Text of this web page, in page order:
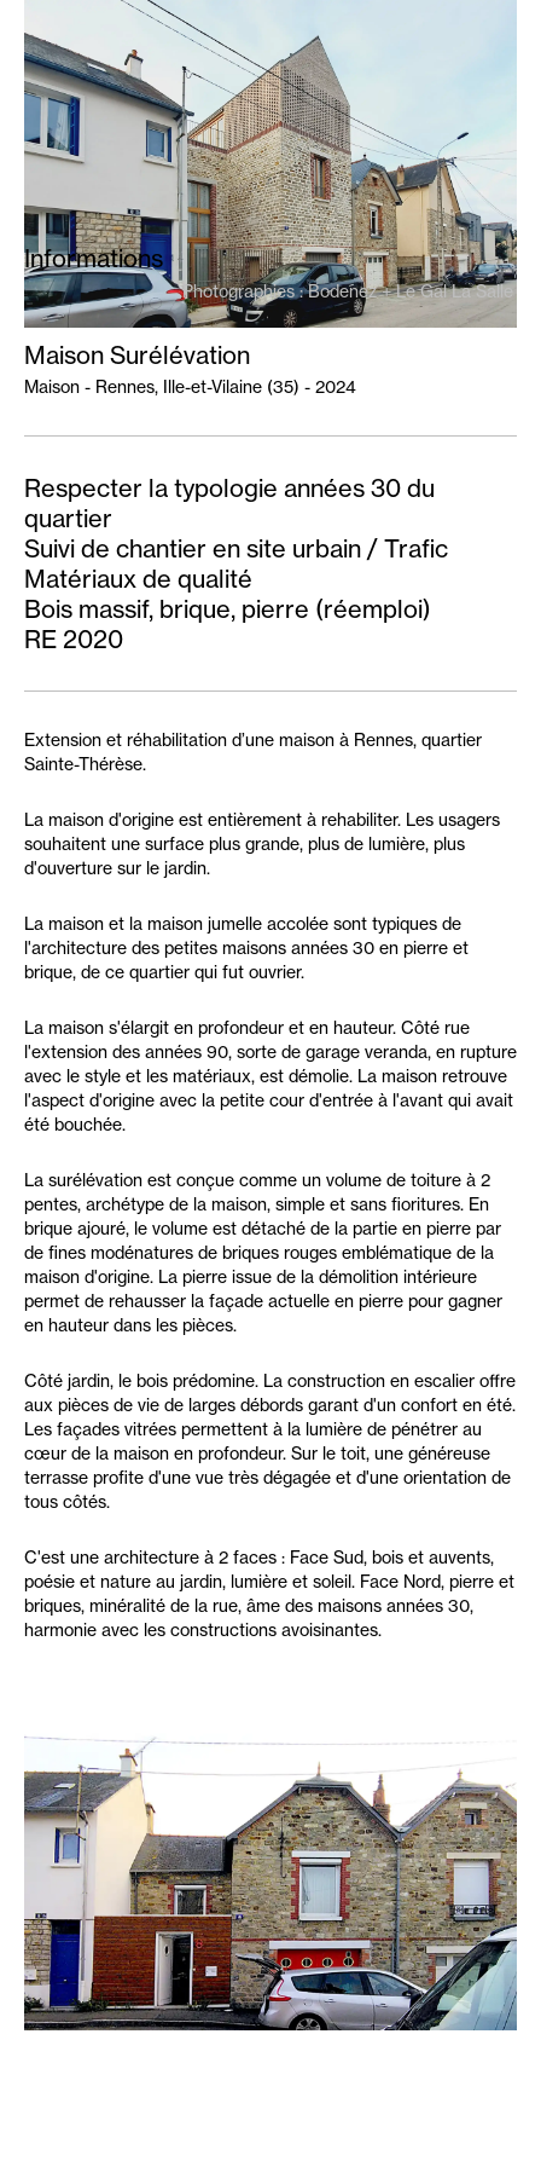
Projets
Informations
Photographies : Bodenez + Le Gal La Salle
Maison Surélévation
Maison - Rennes, Ille-et-Vilaine (35) - 2024
Respecter la typologie années 30 du
quartier
Suivi de chantier en site urbain / Trafic
Matériaux de qualité
Bois massif, brique, pierre (réemploi)
RE 2020
Extension et réhabilitation d’une maison à Rennes, quartier
Sainte-Thérèse.
La maison d'origine est entièrement à rehabiliter. Les usagers
souhaitent une surface plus grande, plus de lumière, plus
d'ouverture sur le jardin.
La maison et la maison jumelle accolée sont typiques de
l'architecture des petites maisons années 30 en pierre et
brique, de ce quartier qui fut ouvrier.
La maison s'élargit en profondeur et en hauteur. Côté rue
l'extension des années 90, sorte de garage veranda, en rupture
avec le style et les matériaux, est démolie. La maison retrouve
l'aspect d'origine avec la petite cour d'entrée à l'avant qui avait
été bouchée.
La surélévation est conçue comme un volume de toiture à 2
pentes, archétype de la maison, simple et sans fioritures. En
brique ajouré, le volume est détaché de la partie en pierre par
de fines modénatures de briques rouges emblématique de la
maison d'origine. La pierre issue de la démolition intérieure
permet de rehausser la façade actuelle en pierre pour gagner
en hauteur dans les pièces.
Côté jardin, le bois prédomine. La construction en escalier offre
aux pièces de vie de larges débords garant d'un confort en été.
Les façades vitrées permettent à la lumière de pénétrer au
cœur de la maison en profondeur. Sur le toit, une généreuse
terrasse profite d'une vue très dégagée et d'une orientation de
tous côtés.
C'est une architecture à 2 faces : Face Sud, bois et auvents,
poésie et nature au jardin, lumière et soleil. Face Nord, pierre et
briques, minéralité de la rue, âme des maisons années 30,
harmonie avec les constructions avoisinantes.